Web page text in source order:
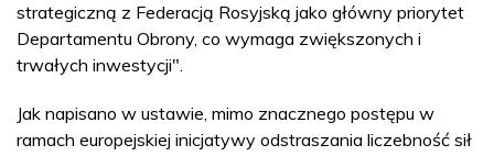
strategiczną z Federacją Rosyjską jako główny priorytet
Departamentu Obrony, co wymaga zwiększonych i
trwałych inwestycji".
Jak napisano w ustawie, mimo znacznego postępu w
ramach europejskiej inicjatywy odstraszania liczebność sił